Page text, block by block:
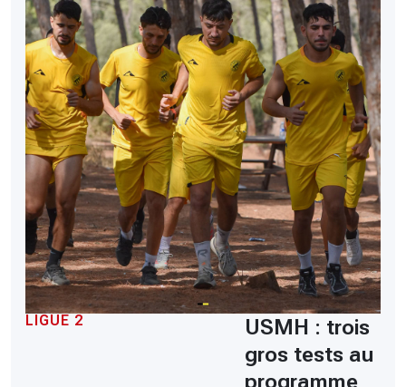
LIGUE 2
USMH : trois
gros tests au
programme